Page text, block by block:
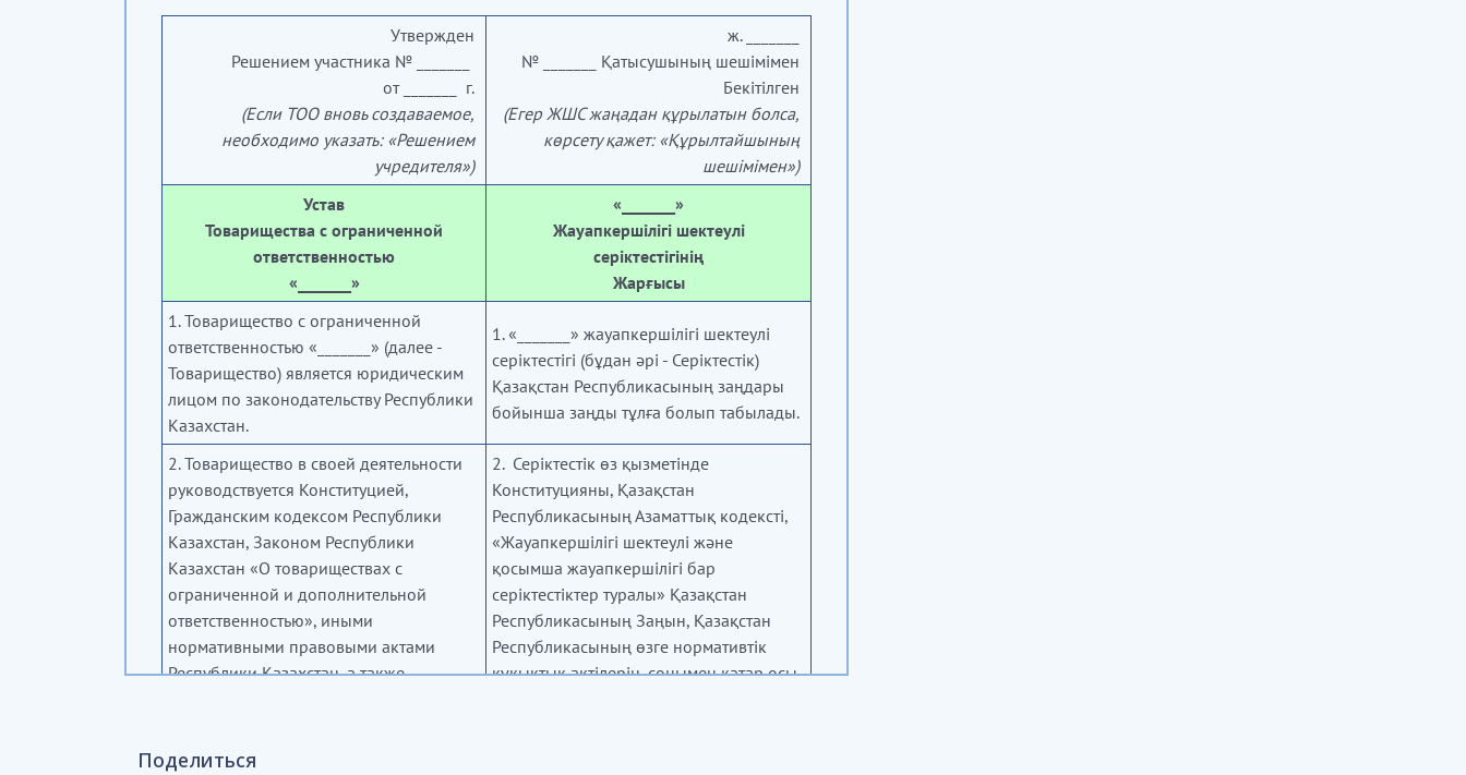
Утвержден
Решением участника № _______
от _______ г.
(Если ТОО вновь создаваемое,
необходимо указать: «Решением
учредителя»)
ж. _______
№ _______ Қатысушының шешімімен
Бекітілген
(Егер ЖШС жаңадан құрылатын болса,
көрсету қажет: «Құрылтайшының
шешімімен»)
Устав
Товарищества с ограниченной
ответственностью
« _______»
« _______»
Жауапкершілігі шектеулі
серіктестігінің
Жарғысы
1. Товарищество с ограниченной
ответственностью « _______» (далее -
Товарищество) является юридическим
лицом по законодательству Республики
Казахстан.
1. «_______» жауапкершілігі шектеулі
серіктестігі (бұдан әрі - Серіктестік)
Қазақстан Республикасының заңдары
бойынша заңды тұлға болып табылады.
2. Товарищество в своей деятельности
руководствуется Конституцией,
Гражданским кодексом Республики
Казахстан, Законом Республики
Казахстан «О товариществах с
ограниченной и дополнительной
ответственностью», иными
нормативными правовыми актами
Республики Казахстан, а также
2. Серіктестік өз қызметінде
Конституцияны, Қазақстан
Республикасының Азаматтық кодексті,
«Жауапкершілігі шектеулі және
қосымша жауапкершілігі бар
серіктестіктер туралы» Қазақстан
Республикасының Заңын, Қазақстан
Республикасының өзге нормативтік
құқықтық актілерін, сонымен қатар осы
Товарищества:
Поделиться